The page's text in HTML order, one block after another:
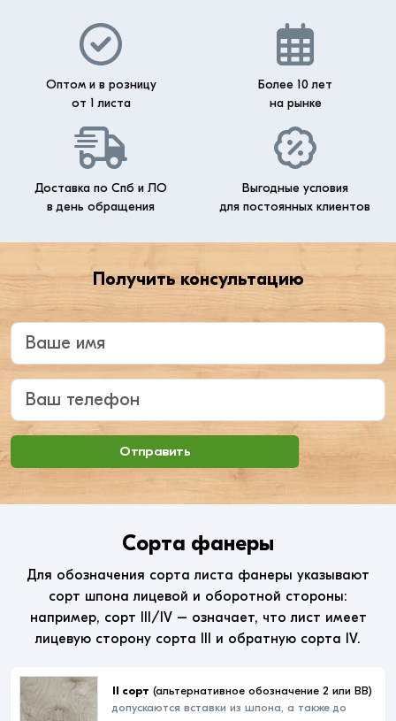
Оптом и в розницу
от 1 листа
Более 10 лет
на рынке
Доставка по Спб и ЛО
в день обращения
Выгодные условия
для постоянных клиентов
Получить консультацию
Введите ваше имя
Ваш телефон
Отправить
Сорта фанеры
Для обозначения сорта листа фанеры указывают
сорт шпона лицевой и оборотной стороны:
например, сорт III/IV – означает, что лист имеет
лицевую сторону сорта III и обратную сорта IV.
II сорт (альтернативное обозначение 2 или ВВ)
допускаются вставки из шпона, а также до